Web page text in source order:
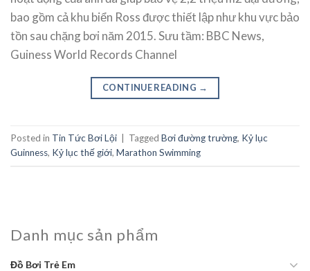
bao gồm cả khu biển Ross được thiết lập như khu vực bảo
tồn sau chặng bơi năm 2015. Sưu tầm: BBC News,
Guiness World Records Channel
CONTINUE READING →
Posted in Tin Tức Bơi Lội Tagged Bơi đường trường, Kỷ lục
Guinness, Kỷ lục thế giới, Marathon Swimming
Danh mục sản phẩm
Đồ Bơi Trẻ Em